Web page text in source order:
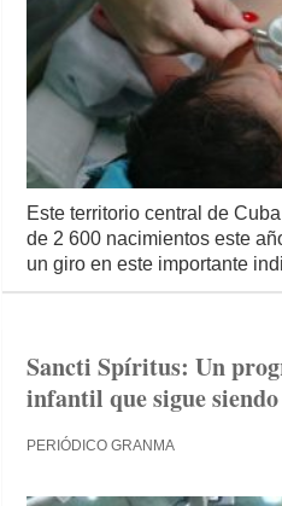
Este territorio central de
de 2 600 nacimientos este
un giro en este importante
Sancti Spíritus: Un
infantil que sigue
PERIÓDICO GRANMA